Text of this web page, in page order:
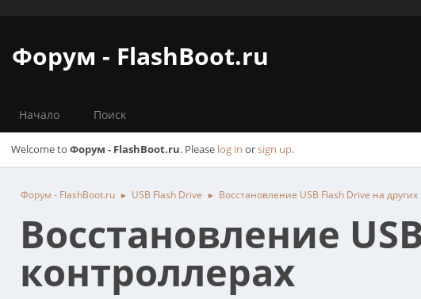
Форум - FlashBoot.ru
Начало Поиск
Welcome to Форум - FlashBoot.ru. Please log in orsign up.
Форум - FlashBoot.ru ► USB Flash Drive ► Восстановление USB Flash Drive на
Восстановление
контроллерах